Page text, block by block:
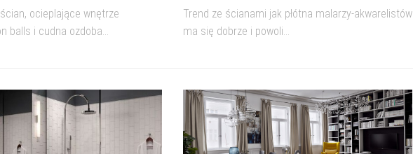
ocieplające wnętrze
balls i cudna ozdoba...
Trend ze ścianami jak płótna malarzy-akwarelistów
ma się dobrze i powoli...